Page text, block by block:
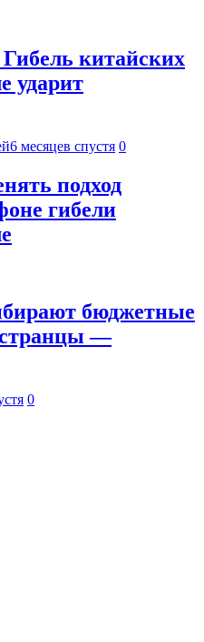
китайских
ударит
6 месяцев спустя 0
подход
гибели
бюджетные
—
0